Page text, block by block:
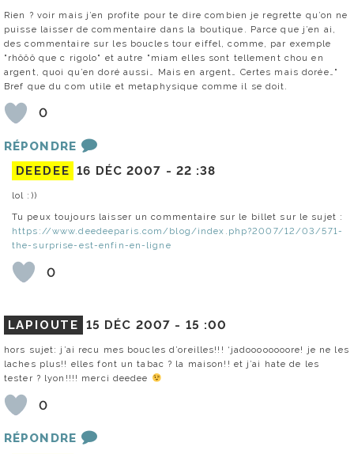
Rien ? voir mais j’en profite pour te dire combien je regrette qu’on ne
puisse laisser de commentaire dans la boutique. Parce que j’en ai,
des commentaire sur les boucles tour eiffel, comme, par exemple
"rhôôô que c rigolo" et autre "miam elles sont tellement chou en
argent, quoi qu’en doré aussi… Mais en argent… Certes mais dorée…"
Bref que du com utile et metaphysique comme il se doit.
0
RÉPONDRE
DEEDEE 16 DÉC 2007 - 22 :38
lol :))
Tu peux toujours laisser un commentaire sur le billet sur le sujet :
https://www.deedeeparis.com/blog/index.php?2007/12/03/571-
the-surprise-est-enfin-en-ligne
0
LAPIOUTE 15 DÉC 2007 - 15 :00
hors sujet: j’ai recu mes boucles d’oreilles!!! ‘jadoooooooore! je ne les
laches plus!! elles font un tabac ? la maison!! et j’ai hate de les
tester ? lyon!!!! merci deedee
0
RÉPONDRE